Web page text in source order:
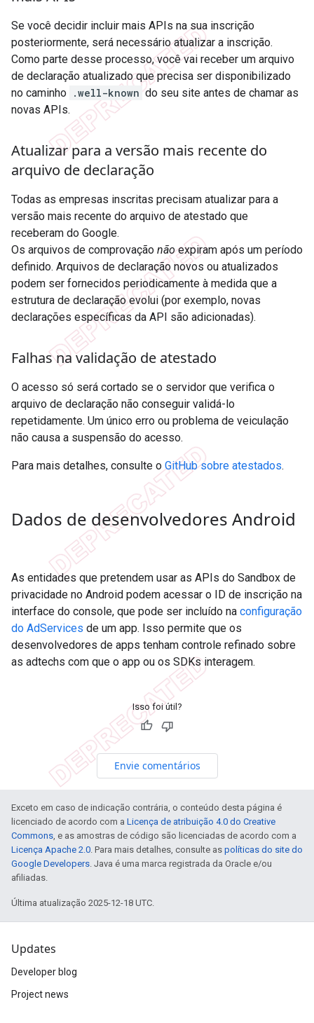
Se você decidir incluir mais APIs na sua inscrição
posteriormente, será necessário atualizar a inscrição.
Como parte desse processo, você vai receber um arquivo
de declaração atualizado que precisa ser disponibilizado
no caminho .well-known do seu site antes de chamar as
novas APIs.
Atualizar para a versão mais recente do
arquivo de declaração
Todas as empresas inscritas precisam atualizar para a
versão mais recente do arquivo de atestado que
receberam do Google.
Os arquivos de comprovação nãoexpiram após um período
definido. Arquivos de declaração novos ou atualizados
podem ser fornecidos periodicamente à medida que a
estrutura de declaração evolui (por exemplo, novas
declarações específicas da API são adicionadas).
Falhas na validação de atestado
O acesso só será cortado se o servidor que verifica o
arquivo de declaração não conseguir validá-lo
repetidamente. Um único erro ou problema de veiculação
não causa a suspensão do acesso.
Para mais detalhes, consulte o GitHub sobre atestados.
Dados de desenvolvedores Android
As entidades que pretendem usar as APIs do Sandbox de
privacidade no Android podem acessar o ID de inscrição na
interface do console, que pode ser incluído na configuração
do AdServices de um app. Isso permite que os
desenvolvedores de apps tenham controle refinado sobre
as adtechs com que o app ou os SDKs interagem.
Isso foi útil?
Envie comentários
Exceto em caso de indicação contrária, o conteúdo desta página é
licenciado de acordo com a Licença de atribuição 4.0 do Creative
Commons , e as amostras de código são licenciadas de acordo com a
Licença Apache 2.0 . Para mais detalhes, consulte as políticas do site do
Google Developers . Java é uma marca registrada da Oracle e/ou
afiliadas.
Última atualização 2025-12-18 UTC.
Updates
Developer blog
Project news